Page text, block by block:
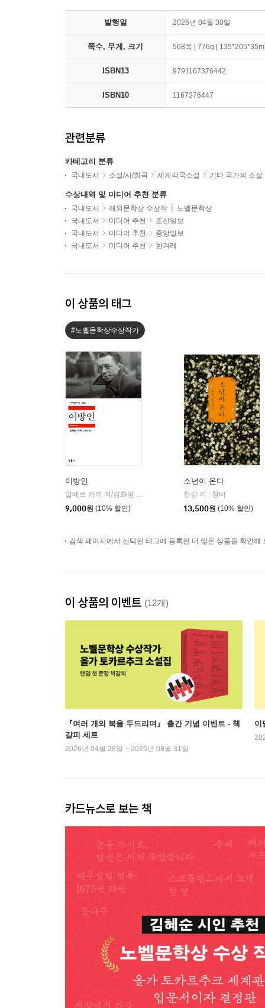
발행일 2026년 04월 30일
쪽수, 무게, 크기 568쪽 | 776g |
ISBN13 9791167376442
ISBN10 1167376447
관련분류
카테고리 분류
국내도서 소설/시/희곡 세계각국소설 기타 국가의 소설
수상내역 및 미디어 추천 분류
국내도서 해외문학상 수상작
노벨문학상
국내도서
미디어 추천
조선일보
국내도서
미디어 추천
중앙일보
국내도서
미디어 추천 한겨레
이 상품의 태그
#노벨문학상수상작가
이방인
알베르 카뮈 저/김화영 역
9,000원 (10% 할인)
소년이 온다
한강 저
창비
13,500원 (10% 할인)
검색 페이지에서 선택된 태그에 등록된 더 많은 상품을 확인해
이 상품의 이벤트 (12개)
『여러 개의 북을 두드리며』 출간 기념 이벤트 - 책
갈피 세트
2026년 04월 28일 ~ 2026년 08월 31일
이
카드뉴스로 보는 책